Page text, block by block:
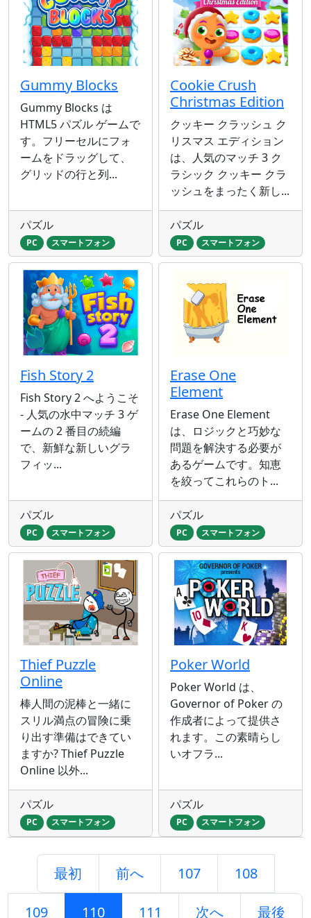
Gummy Blocks
Gummy Blocks は
HTML5 パズル ゲームで
す。フリーセルにフォ
ームをドラッグして、
グリッドの行と列...
パズル
PC スマートフォン
Cookie Crush
Christmas Edition
クッキー クラッシュ ク
リスマス エディション
は、人気のマッチ 3 ク
ラシック クッキー クラ
ッシュをまったく新し...
パズル
PC スマートフォン
Fish Story 2
Fish Story 2 へようこそ
- 人気の水中マッチ 3 ゲ
ームの 2 番目の続編
で、新鮮な新しいグラ
フィッ...
パズル
PC スマートフォン
Erase One
Element
Erase One Element
は、ロジックと巧妙な
問題を解決する必要が
あるゲームです。知恵
を絞ってこれらのト...
パズル
PC スマートフォン
Thief Puzzle
Online
棒人間の泥棒と一緒に
スリル満点の冒険に乗
り出す準備はできてい
ますか? Thief Puzzle
Online 以外...
パズル
PC スマートフォン
Poker World
Poker World は、
Governor of Poker の
作成者によって提供さ
れます。この素晴らし
いオフラ...
パズル
PC スマートフォン
最初 前へ 107 108
109 110 111 次へ 最後